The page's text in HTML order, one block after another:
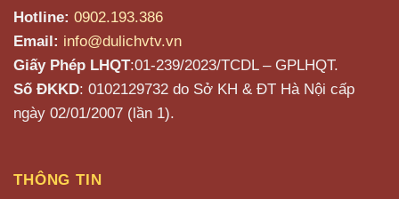
Hotline: 0902.193.386
Email: info@dulichvtv.vn
Giấy Phép LHQT:01-239/2023/TCDL – GPLHQT.
Số ĐKKD: 0102129732 do Sở KH & ĐT Hà Nội cấp
ngày 02/01/2007 (lần 1).
THÔNG TIN